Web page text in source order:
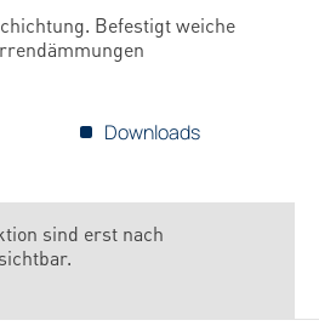
Befestigt weiche
Downloads
sind erst nach